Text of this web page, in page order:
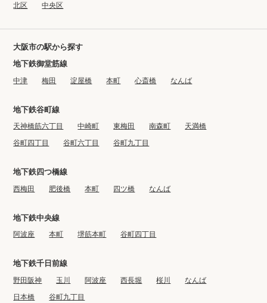
北区
中央区
大阪市の駅から探す
地下鉄御堂筋線
中津 梅田 淀屋橋 本町 心斎橋 なんば
地下鉄谷町線
天神橋筋六丁目 中崎町 東梅田 南森町
天満橋
谷町四丁目
谷町六丁目 谷町九丁目
地下鉄四つ橋線
西梅田 肥後橋 本町 四ツ橋 なんば
地下鉄中央線
阿波座 本町 堺筋本町 谷町四丁目
地下鉄千日前線
野田阪神 玉川 阿波座 西長堀 桜川
なんば
日本橋
谷町九丁目